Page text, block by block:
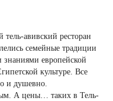
авивский ресторан
семейные традиции
европейской
культуре. Все
и душевно.
А цены… таких в Тель-